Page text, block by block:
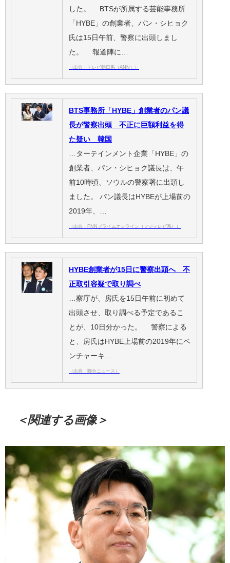
した。 BTSが所属する芸能事務所
「HYBE」の創業者、パン・シヒョク
氏は15日午前、警察に出頭しまし
た。 報道陣に…
（出典：テレビ朝日系（ANN））
BTS事務所「HYBE」創業者のパン議
長が警察出頭 不正に巨額利益を得
た疑い 韓国
…ターテインメント企業「HYBE」の
創業者、パン・シヒョク議長は、午
前10時頃、ソウルの警察署に出頭し
ました。 パン議長はHYBEが上場前の
2019年、…
（出典：FNNプライムオンライン（フジテレビ系））
HYBE創業者が15日に警察出頭へ 不
正取引容疑で取り調べ
…察庁が、房氏を15日午前に初めて
出頭させ、取り調べる予定であるこ
とが、10日分かった。 警察による
と、房氏はHYBE上場前の2019年にベ
ンチャーキ…
（出典：聯合ニュース）
＜関連する画像＞